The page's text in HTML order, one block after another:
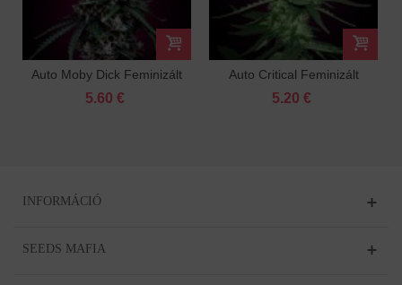
Auto Moby Dick Feminizált
5.60 €
Auto Critical Feminizált
5.20 €
INFORMÁCIÓ
SEEDS MAFIA